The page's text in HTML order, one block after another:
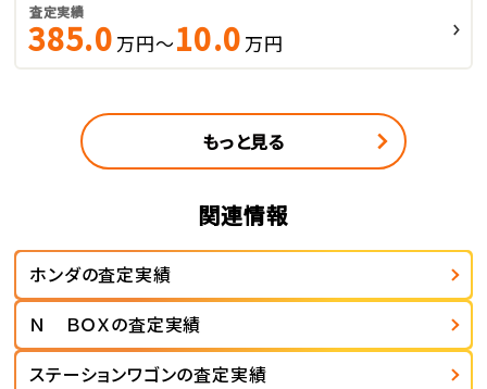
査定実績
385.0 万円～10.0 万円
もっと見る
関連情報
ホンダの査定実績
Ｎ ＢＯＸの査定実績
ステーションワゴンの査定実績